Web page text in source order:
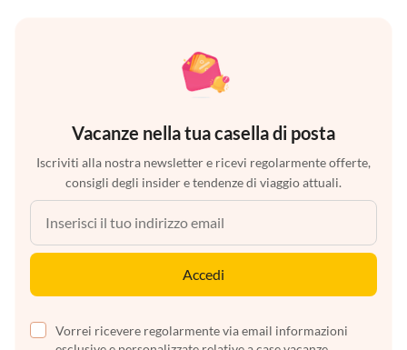
Vacanze nella tua casella di posta
Iscriviti alla nostra newsletter e ricevi regolarmente offerte,
consigli degli insider e tendenze di viaggio attuali.
Accedi
Vorrei ricevere regolarmente via email informazioni